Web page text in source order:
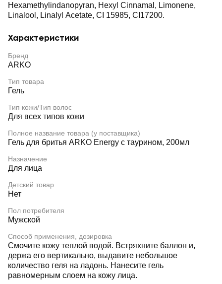
Hexamethylindanopyran, Hexyl Cinnamal, Limonene,
Linalool, Linalyl Acetate, CI 15985, CI17200.
Характеристики
Бренд
ARKO
Тип товара
Гель
Тип кожи/Тип волос
Для всех типов кожи
Полное название товара (у поставщика)
Гель для бритья ARKO Energy с таурином, 200мл
Назначение
Для лица
Детский товар
Нет
Пол потребителя
Мужской
Способ применения, дозировка
Смочите кожу теплой водой. Встряхните баллон и,
держа его вертикально, выдавите небольшое
количество геля на ладонь. Нанесите гель
равномерным слоем на кожу лица.